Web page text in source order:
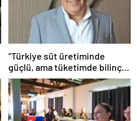
“Türkiye süt üretiminde
güçlü, ama tüketimde bilinç
şart”